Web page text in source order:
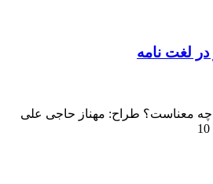
لغت نامه
معناست؟ طراح: مهناز حاجی علی